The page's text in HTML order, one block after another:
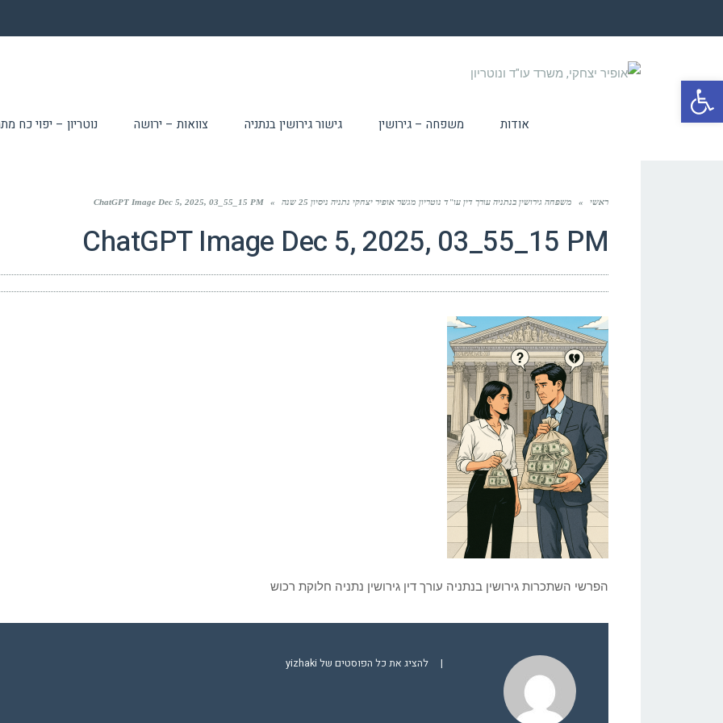
פתח סרגל נגישות
אודות משפחה – גירושין גישור גירושין בנתניה צוואות – ירושה נוטריון – יפוי כח
ראשי » משפחה גירושין בנתניה עורך דין עו"ד נוטריון מגשר אופיר יצחקי נתניה ניסיון 25 שנה »
ChatGPT Image Dec 5, 2025, 03_55_15 PM
ChatGPT Image Dec 5, 2025, 03_55_15 PM
הפרשי השתכרות גירושין בנתניה עורך דין גירושין נתניה חלוקת רכוש
| להציג את כל הפוסטים של yizhaki